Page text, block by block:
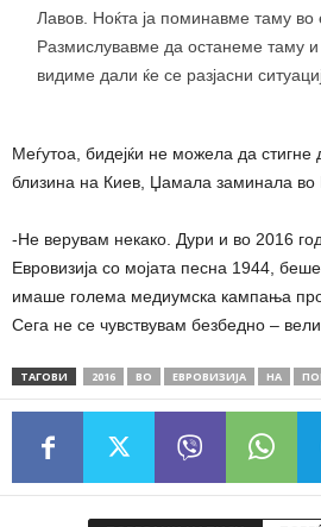
Лавов. Ноќта ја поминавме таму во
Размислувавме да останеме таму
видиме дали ќе се разјасни
Меѓутоа, бидејќи не можела да
близина на Киев, Џамала заминала во
-Не верувам некако. Дури и во 2016
Евровизија со мојата песна 1944,
имаше голема медиумска кампања
Сега не се чувствувам безбедно –
ТАГОВИ 2016 ВО ЕВРОВИЗИЈА НА